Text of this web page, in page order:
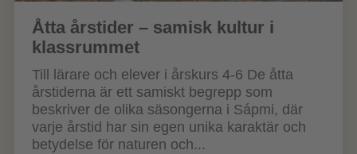
Åtta årstider – samisk kultur i
klassrummet
Till lärare och elever i årskurs 4-6 De åtta
årstiderna är ett samiskt begrepp som
beskriver de olika säsongerna i Sápmi, där
varje årstid har sin egen unika karaktär och
betydelse för naturen och...